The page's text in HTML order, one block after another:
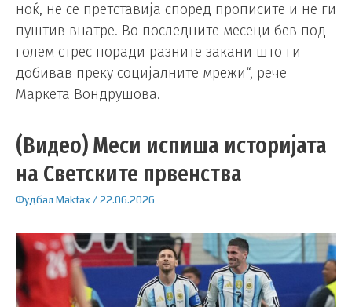
ноќ, не се претставија според прописите и не ги
пуштив внатре. Во последните месеци бев под
голем стрес поради разните закани што ги
добивав преку социјалните мрежи“, рече
Маркета Вондрушова.
(Видео) Меси испиша историјата
на Светските првенства
Фудбал Makfax /22.06.2026